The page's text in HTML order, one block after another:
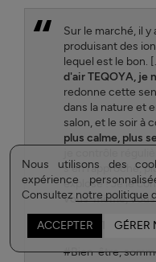
Nous utilisons des
expérience
Consultez notre politique
ACCEPTER GÉRER
Sur le marché, il
produisant des
lequel est le bon.
d'air TEQOYA, je
redonne cette
dans la nature et
salon, et le soir à
plus calme, plus
s'en rapproche,
explose ! Je le
vous-même, vous
Benoit Thome,
#Bien-être,